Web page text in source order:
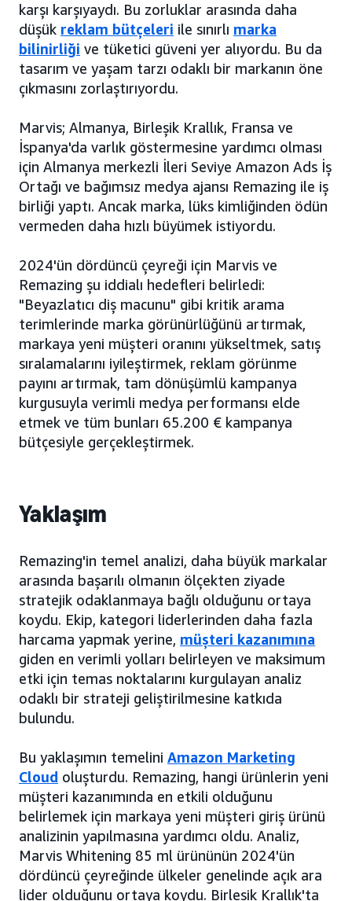
karşı karşıyaydı. Bu zorluklar arasında daha
düşük reklam bütçeleri ile sınırlı marka
bilinirliği ve tüketici güveni yer alıyordu. Bu da
tasarım ve yaşam tarzı odaklı bir markanın öne
çıkmasını zorlaştırıyordu.
Marvis; Almanya, Birleşik Krallık, Fransa ve
İspanya'da varlık göstermesine yardımcı olması
için Almanya merkezli İleri Seviye Amazon Ads İş
Ortağı ve bağımsız medya ajansı Remazing ile iş
birliği yaptı. Ancak marka, lüks kimliğinden ödün
vermeden daha hızlı büyümek istiyordu.
2024'ün dördüncü çeyreği için Marvis ve
Remazing şu iddialı hedefleri belirledi:
"Beyazlatıcı diş macunu" gibi kritik arama
terimlerinde marka görünürlüğünü artırmak,
markaya yeni müşteri oranını yükseltmek, satış
sıralamalarını iyileştirmek, reklam görünme
payını artırmak, tam dönüşümlü kampanya
kurgusuyla verimli medya performansı elde
etmek ve tüm bunları 65.200 € kampanya
bütçesiyle gerçekleştirmek.
Yaklaşım
Remazing'in temel analizi, daha büyük markalar
arasında başarılı olmanın ölçekten ziyade
stratejik odaklanmaya bağlı olduğunu ortaya
koydu. Ekip, kategori liderlerinden daha fazla
harcama yapmak yerine, müşteri kazanımına
giden en verimli yolları belirleyen ve maksimum
etki için temas noktalarını kurgulayan analiz
odaklı bir strateji geliştirilmesine katkıda
bulundu.
Bu yaklaşımın temelini Amazon Marketing
Cloud oluşturdu. Remazing, hangi ürünlerin yeni
müşteri kazanımında en etkili olduğunu
belirlemek için markaya yeni müşteri giriş ürünü
analizinin yapılmasına yardımcı oldu. Analiz,
Marvis Whitening 85 ml ürününün 2024'ün
dördüncü çeyreğinde ülkeler genelinde açık ara
lider olduğunu ortaya koydu. Birleşik Krallık'ta